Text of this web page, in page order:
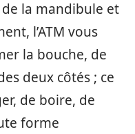
la mandibule et
l’ATM vous
la bouche, de
deux côtés ; ce
de boire, de
forme